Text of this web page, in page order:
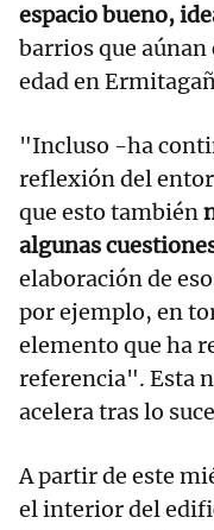
espacio bueno,
barrios que aúnan
edad en
"Incluso -ha
reflexión del
que esto también
algunas
elaboración de
por ejemplo, en
elemento que ha
referencia". Esta
acelera tras lo
A partir de este
el interior del